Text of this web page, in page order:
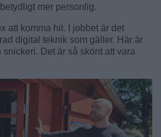
mer personlig.
att komma hit. I jobbet är det
digital teknik som gäller. Här är
Det är så skönt att vara